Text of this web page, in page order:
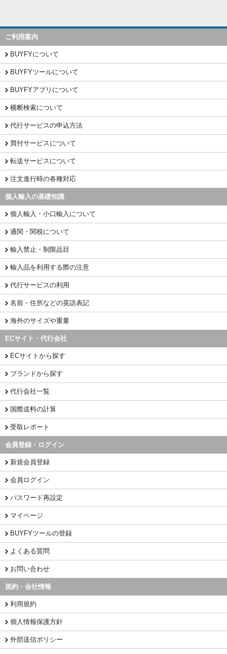
ご利用案内
BUYFYについて
BUYFYツールについて
BUYFYアプリについて
横断検索について
代行サービスの申込方法
買付サービスについて
転送サービスについて
注文進行時の各種対応
個人輸入の基礎知識
個人輸入・小口輸入について
通関・関税について
輸入禁止・制限品目
輸入品を利用する際の注意
代行サービスの利用
名前・住所などの英語表記
海外のサイズや重量
ECサイト・代行会社
ECサイトから探す
ブランドから探す
代行会社一覧
国際送料の計算
受取レポート
会員登録・ログイン
新規会員登録
会員ログイン
パスワード再設定
マイページ
BUYFYツールの登録
よくある質問
お問い合わせ
規約・会社情報
利用規約
個人情報保護方針
外部送信ポリシー